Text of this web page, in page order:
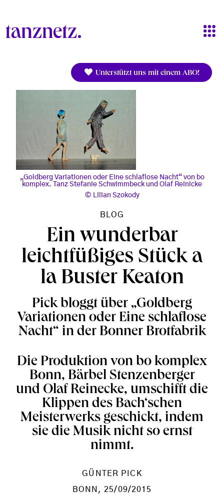
Unterstützt uns mit einem ABO!
„Goldberg Variationen oder Eine schlaflose Nacht“ von bo
komplex. Tanz Stefanie Schwimmbeck und Olaf Reinicke
Lilian Szokody
BLOG
Ein wunderbar
leichtfüßiges Stück a
la Buster Keaton
Pick bloggt über „Goldberg
Variationen oder Eine schlaflose
Nacht“ in der Bonner Brotfabrik
Die Produktion von bo komplex
Bonn, Bärbel Stenzenberger
und Olaf Reinecke, umschifft die
Klippen des Bach‘schen
Meisterwerks geschickt, indem
sie die Musik nicht so ernst
nimmt.
GÜNTER PICK
BONN , 25/09/2015